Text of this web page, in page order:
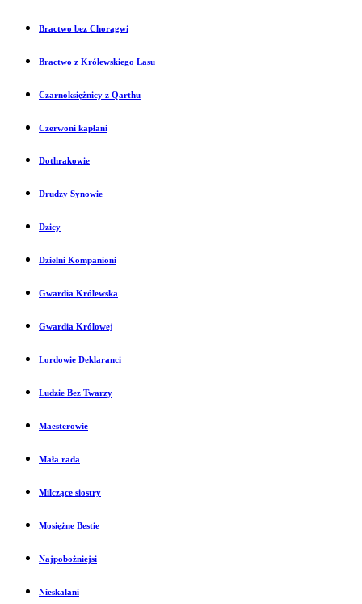
Bractwo bez Chorągwi
Bractwo z Królewskiego Lasu
Czarnoksiężnicy z Qarthu
Czerwoni kapłani
Dothrakowie
Drudzy Synowie
Dzicy
Dzielni Kompanioni
Gwardia Królewska
Gwardia Królowej
Lordowie Deklaranci
Ludzie Bez Twarzy
Maesterowie
Mała rada
Milczące siostry
Mosiężne Bestie
Najpobożniejsi
Nieskalani